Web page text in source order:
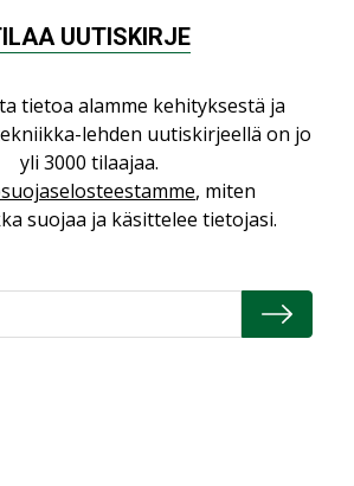
– uusin teknologia
säästää euroja
kotia on vailla toimivaa
EPD-dokumenteista
UUTISKIRJE
tietoa alamme kehityksestä ja
lehden uutiskirjeellä on jo
yli 3000 tilaajaa.
, miten
suojaa ja käsittelee tietojasi.